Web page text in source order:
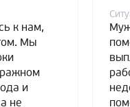
к нам,
Мы
и
не